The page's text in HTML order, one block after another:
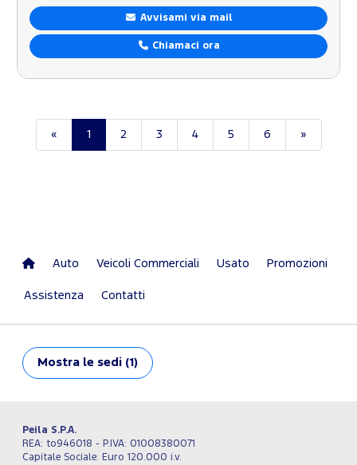
Avvisami via mail
Chiamaci ora
« 1 2 3 4 5 6 »
Auto Veicoli Commerciali Usato Promozioni
Assistenza Contatti
Mostra le sedi (1)
Peila S.P.A.
REA: to946018 - P.IVA: 01008380071
Capitale Sociale: Euro 120.000 i.v.